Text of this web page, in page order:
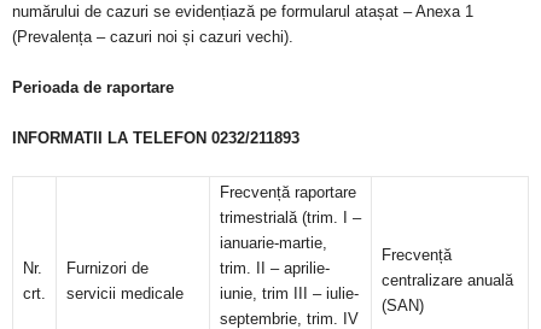
numărului de cazuri se evidențiază pe formularul atașat – Anexa 1
(Prevalența – cazuri noi și cazuri vechi).
Perioada de raportare
INFORMATII LA TELEFON 0232/211893
Nr.
crt.
Furnizori de
servicii medicale
Frecvență raportare
trimestrială (trim. I –
ianuarie-martie,
trim. II – aprilie-
iunie, trim III – iulie-
septembrie, trim. IV
Frecvență
centralizare anuală
(SAN)